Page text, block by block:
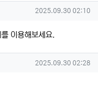
작성일
2025.09.30 02:10
이용해보세요.
작성일
2025.09.30 02:28